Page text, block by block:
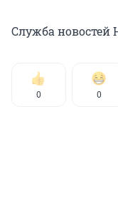
Служба новостей
0 0